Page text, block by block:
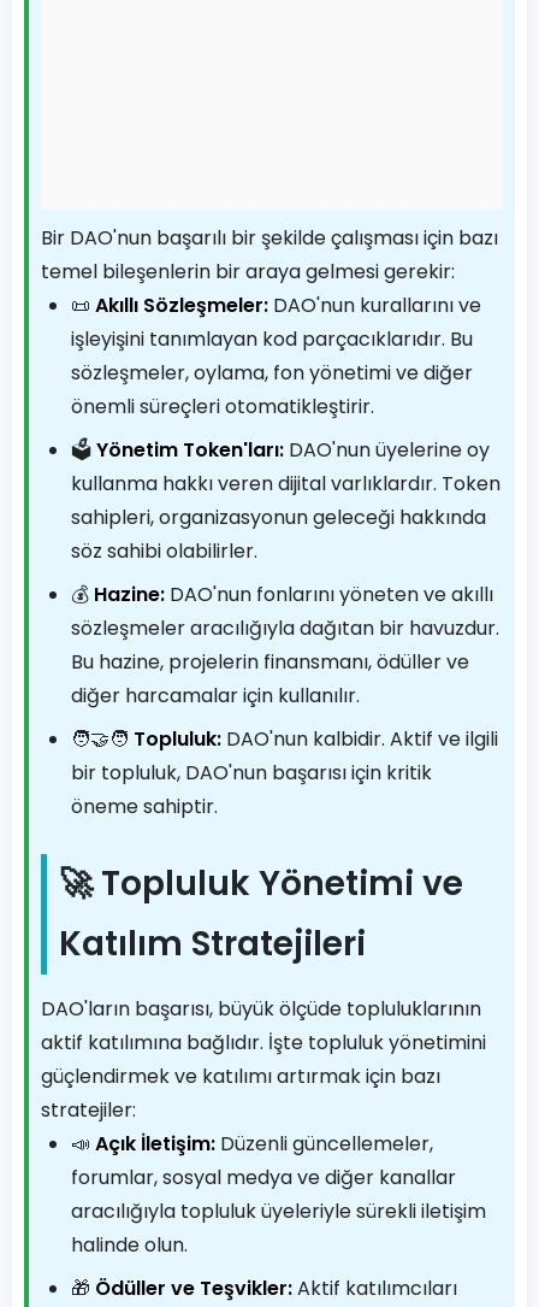
Bir DAO'nun başarılı bir şekilde çalışması için bazı
temel bileşenlerin bir araya gelmesi gerekir:
📜 Akıllı Sözleşmeler: DAO'nun kurallarını ve
işleyişini tanımlayan kod parçacıklarıdır. Bu
sözleşmeler, oylama, fon yönetimi ve diğer
önemli süreçleri otomatikleştirir.
🗳️Yönetim Token'ları: DAO'nun üyelerine oy
kullanma hakkı veren dijital varlıklardır. Token
sahipleri, organizasyonun geleceği hakkında
söz sahibi olabilirler.
💰 Hazine: DAO'nun fonlarını yöneten ve akıllı
sözleşmeler aracılığıyla dağıtan bir havuzdur.
Bu hazine, projelerin finansmanı, ödüller ve
diğer harcamalar için kullanılır.
🧑‍🤝‍🧑 Topluluk: DAO'nun kalbidir. Aktif ve ilgili
bir topluluk, DAO'nun başarısı için kritik
öneme sahiptir.
🚀 Topluluk Yönetimi ve
Katılım Stratejileri
DAO'ların başarısı, büyük ölçüde topluluklarının
aktif katılımına bağlıdır. İşte topluluk yönetimini
güçlendirmek ve katılımı artırmak için bazı
stratejiler:
📣 Açık İletişim: Düzenli güncellemeler,
forumlar, sosyal medya ve diğer kanallar
aracılığıyla topluluk üyeleriyle sürekli iletişim
halinde olun.
🎁 Ödüller ve Teşvikler:Aktif katılımcıları